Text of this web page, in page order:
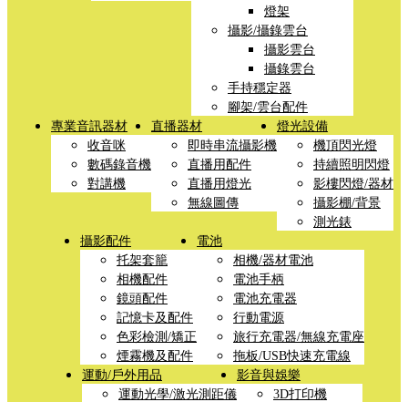
燈架
攝影/攝錄雲台
攝影雲台
攝錄雲台
手持穩定器
腳架/雲台配件
專業音訊器材
收音咪
數碼錄音機
對講機
直播器材
即時串流攝影機
直播用配件
直播用燈光
無線圖傳
燈光設備
機頂閃光燈
持續照明閃燈
影樓閃燈/器材
攝影棚/背景
測光錶
攝影配件
托架套籠
相機配件
鏡頭配件
記憶卡及配件
色彩檢測/矯正
煙霧機及配件
電池
相機/器材電池
電池手柄
電池充電器
行動電源
旅行充電器/無線充電座
拖板/USB快速充電線
運動/戶外用品
運動光學/激光測距儀
影音與娛樂
3D打印機